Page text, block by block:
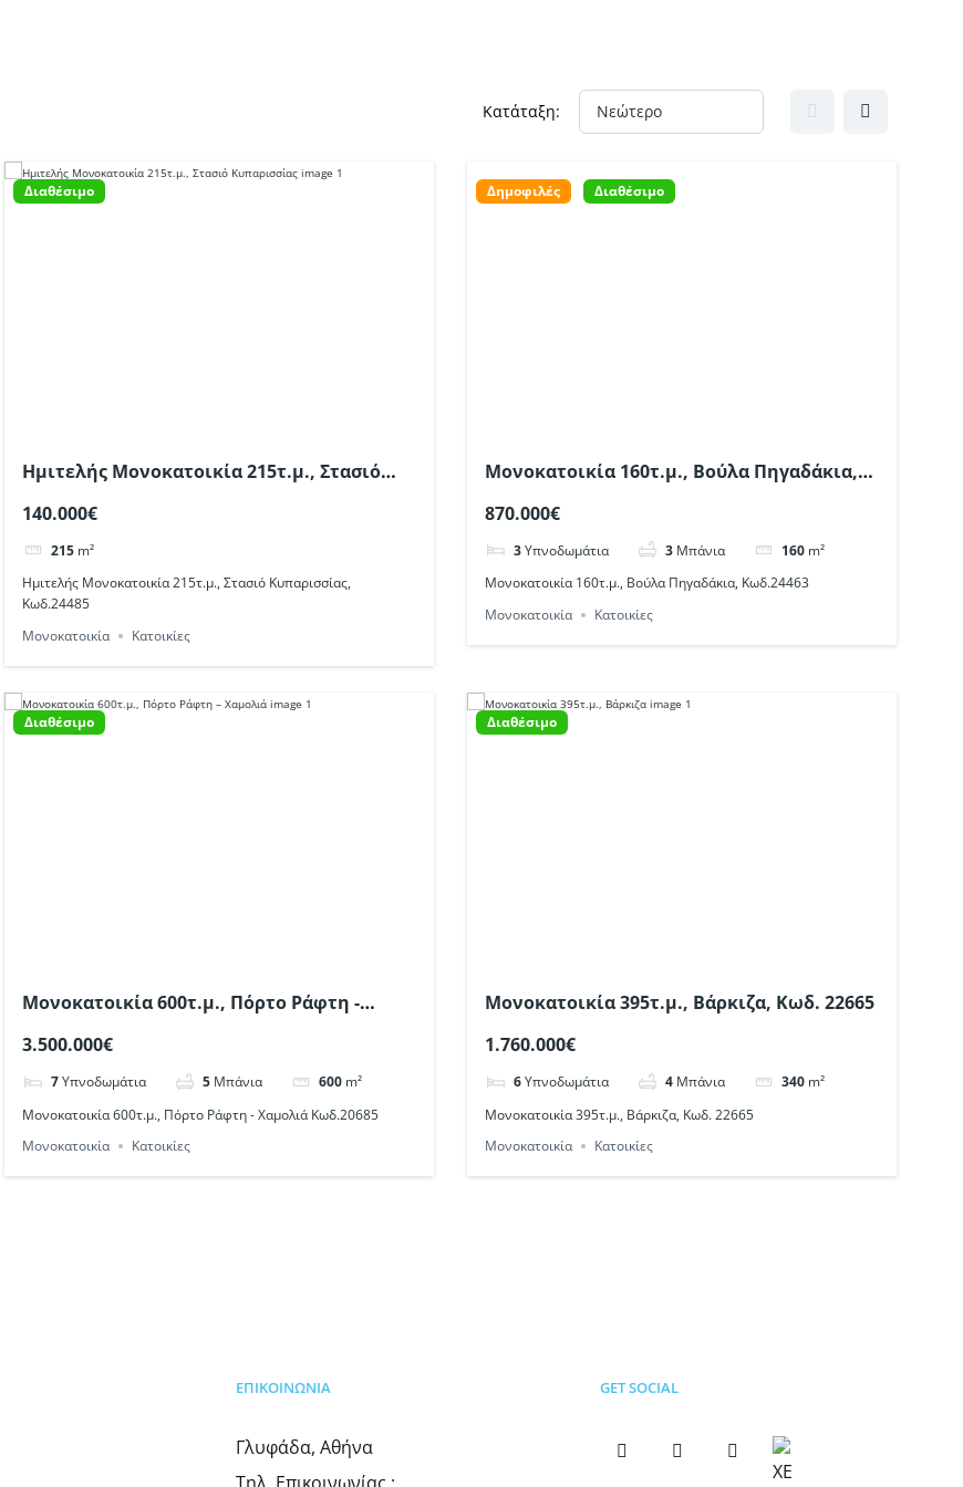
Κατάταξη:
Διαθέσιμο
Ημιτελής Μονοκατοικία 215τ.μ., Στασιό
140.000€
215 m²
Ημιτελής Μονοκατοικία 215τ.μ., Στασιό Κυπαρισσίας,
Κωδ.24485
Μονοκατοικία
Κατοικίες
Δημοφιλές Διαθέσιμο
Μονοκατοικία 160τ.μ., Βούλα Πηγαδάκια,
870.000€
3 Υπνοδωμάτια 3 Μπάνια 160 m²
Μονοκατοικία 160τ.μ., Βούλα Πηγαδάκια, Κωδ.24463
Μονοκατοικία
Κατοικίες
Διαθέσιμο
Μονοκατοικία 600τ.μ., Πόρτο Ράφτη -
3.500.000€
7 Υπνοδωμάτια 5 Μπάνια 600 m²
Μονοκατοικία 600τ.μ., Πόρτο Ράφτη - Χαμολιά Κωδ.20685
Μονοκατοικία
Κατοικίες
Διαθέσιμο
Μονοκατοικία 395τ.μ., Βάρκιζα, Κωδ. 22665
1.760.000€
6 Υπνοδωμάτια 4 Μπάνια 340 m²
Μονοκατοικία 395τ.μ., Βάρκιζα, Κωδ. 22665
Μονοκατοικία
Κατοικίες
ΕΠΙΚΟΙΝΩΝΊΑ
Γλυφάδα, Αθήνα
GET SOCIAL